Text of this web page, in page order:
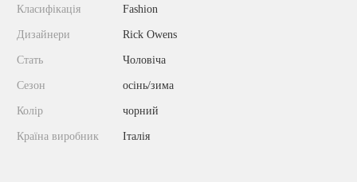
Класифікація Fashion
Дизайнери Rick Owens
Стать Чоловіча
Сезон осінь/зима
Колір чорний
Країна виробник Італія